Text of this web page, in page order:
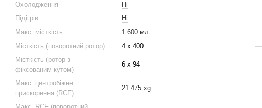
Охолодження
Ні
Підігрів
Ні
Макс. місткість
1 600 мл
Місткість (поворотний ротор)
4 х 400
Місткість (ротор з
фіксованим кутом)
6 х 94
Макс. центробіжне
прискорення (RCF)
21 475 xg